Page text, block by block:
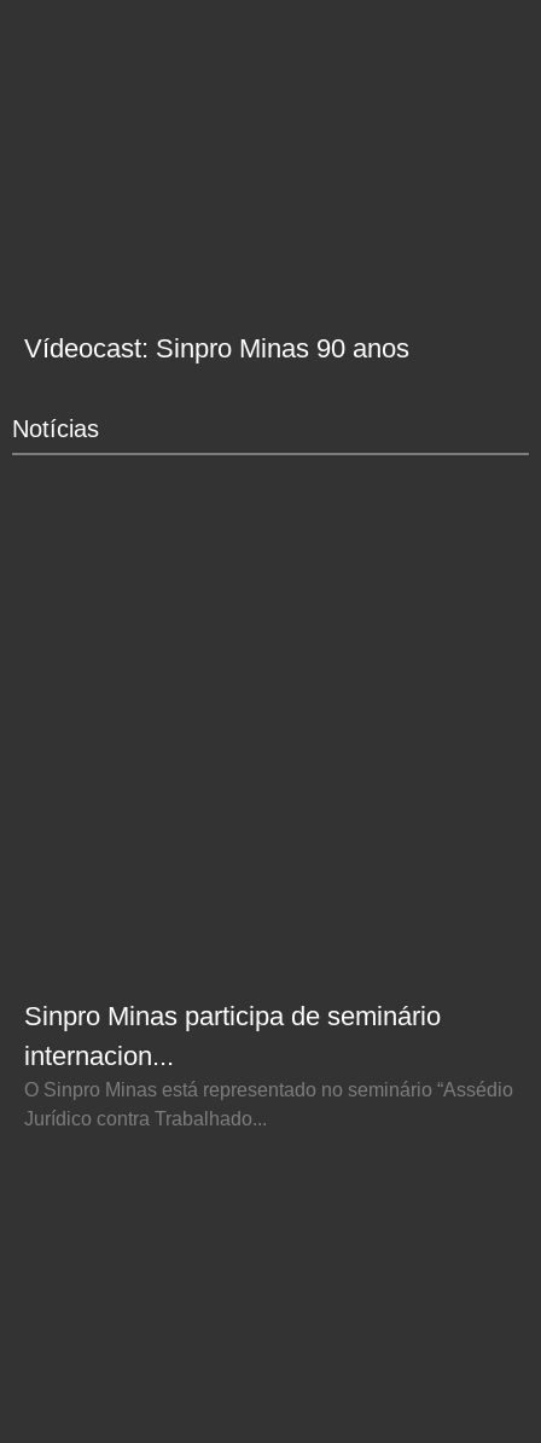
Vídeocast: Sinpro Minas 90 anos
Notícias
Sinpro Minas participa de seminário
internacion...
O Sinpro Minas está representado no seminário “Assédio
Jurídico contra Trabalhado...